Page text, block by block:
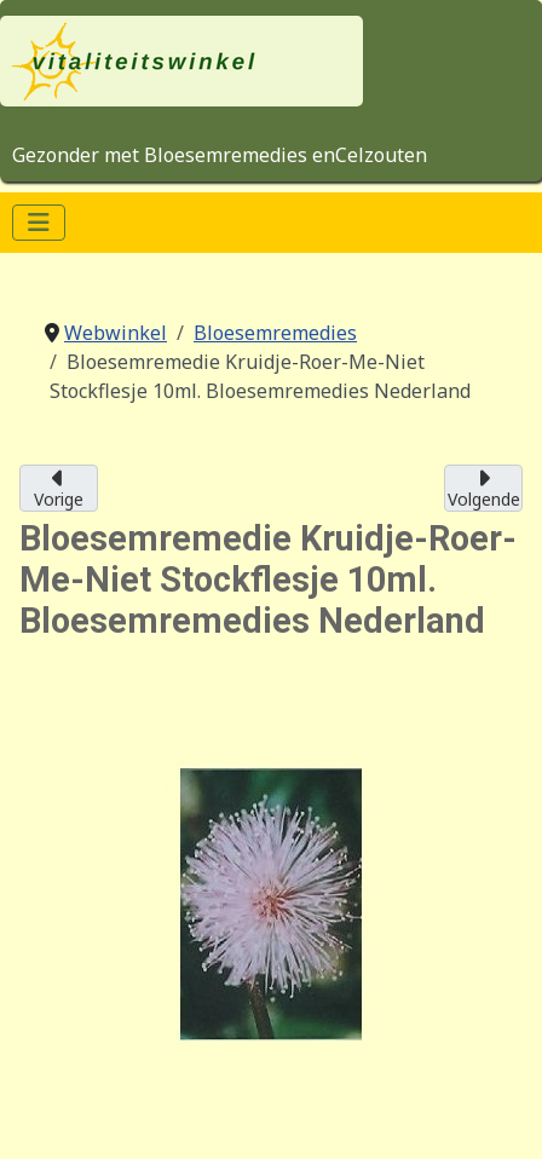
Gezonder met Bloesemremedies enCelzouten
Webwinkel
Bloesemremedies
Bloesemremedie Kruidje-Roer-Me-Niet
Stockflesje 10ml. Bloesemremedies Nederland
Vorige Volgende
Bloesemremedie Kruidje-Roer-
Me-Niet Stockflesje 10ml.
Bloesemremedies Nederland